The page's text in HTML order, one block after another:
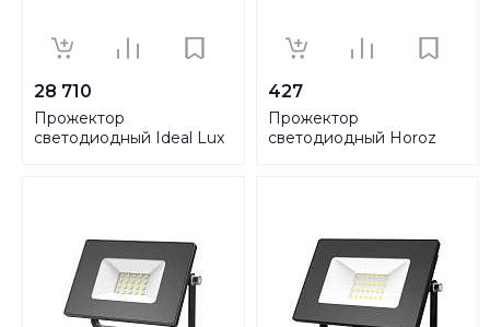
28 710
Прожектор
светодиодный Ideal Lux
427
Прожектор
светодиодный Horoz